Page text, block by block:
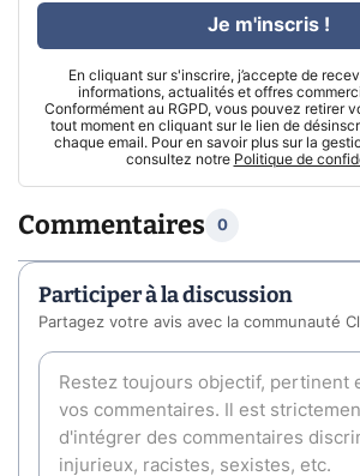
En cliquant sur s'inscrire, j’accepte de
informations, actualités et offres
Conformément au RGPD, vous pouvez retirer
tout moment en cliquant sur le lien de
chaque email. Pour en savoir plus sur la
consultez notre Politique de
Je m'inscris !
Commentaires 0
Participer à la discussion
Partagez votre avis avec la communauté